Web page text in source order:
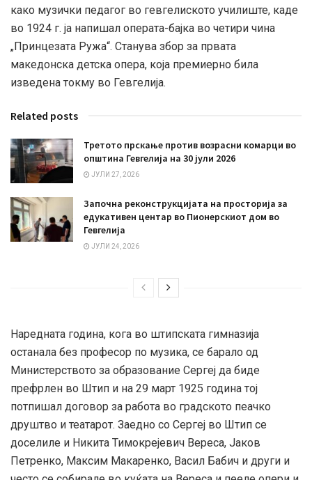
како музички педагог во гевгелиското училиште, каде
во 1924 г. ја напишал операта-бајка во четири чина
„Принцезата Ружа“. Станува збор за првата
македонска детска опера, која премиерно била
изведена токму во Гевгелија.
Related posts
Третото прскање против возрасни комарци во
општина Гевгелија на 30 јули 2026
ЈУЛИ 27, 2026
Започна реконструкцијата на просторија за
едукативен центар во Пионерскиот дом во
Гевгелија
ЈУЛИ 24, 2026
Наредната година, кога во штипската гимназија
останала без професор по музика, се барало од
Министерството за образование Сергеј да биде
префрлен во Штип и на 29 март 1925 година тој
потпишал договор за работа во градското пеачко
друштво и театарот. Заедно со Сергеј во Штип се
доселиле и Никита Тимокрејевич Вереса, Јаков
Петренко, Максим Макаренко, Васил Бабич и други и